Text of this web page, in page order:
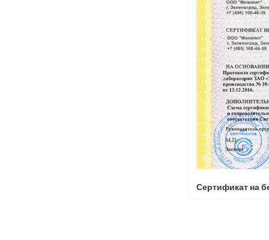
Сертификат на